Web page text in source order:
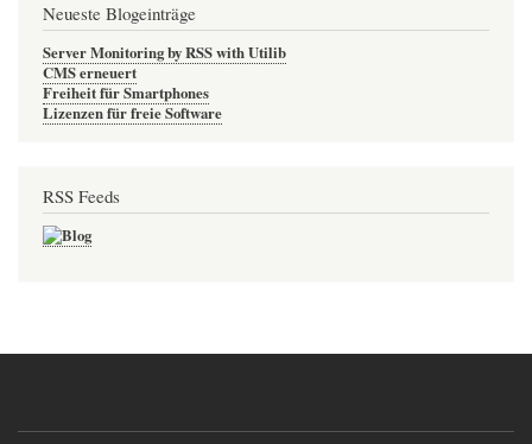
Neueste Blogeinträge
Server Monitoring by RSS with Utilib
CMS erneuert
Freiheit für Smartphones
Lizenzen für freie Software
RSS Feeds